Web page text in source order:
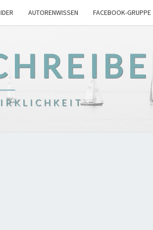
AUTORENWISSEN FACEBOOK-GRUPPE